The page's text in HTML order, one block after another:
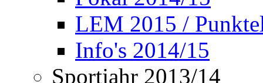
LEM 2015 /
Info's 2014/15
Sportjahr 2013/14